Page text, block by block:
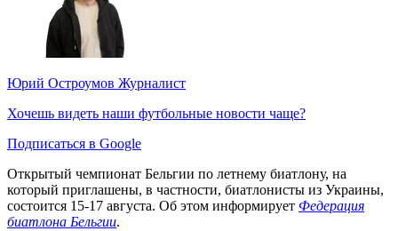
Юрий Остроумов Журналист
Хочешь видеть наши футбольные новости чаще?
Подписаться в Google
Открытый чемпионат Бельгии по летнему биатлону, на
который приглашены, в частности, биатлонисты из Украины,
состоится 15-17 августа. Об этом информирует Федерация
биатлона Бельгии.